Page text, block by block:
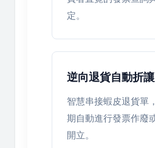
定。
逆向退貨自動折
智慧串接蝦皮退貨單
期自動進行發票作廢
開立。